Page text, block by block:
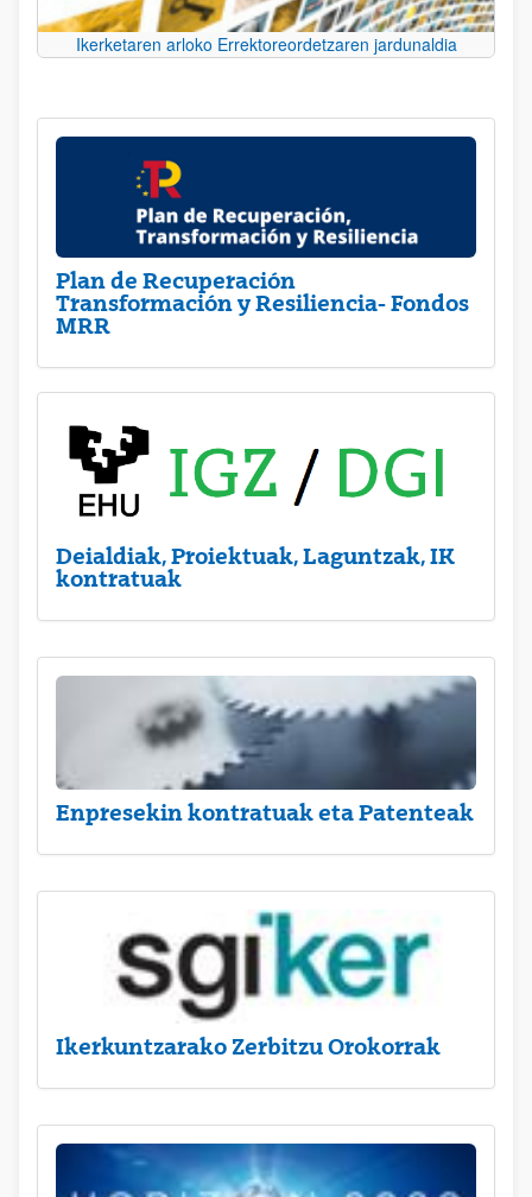
Ikerketaren arloko Errektoreordetzaren jardunaldia
Plan de Recuperación
Transformación y Resiliencia- Fondos
MRR
Deialdiak, Proiektuak, Laguntzak, IK
kontratuak
Enpresekin kontratuak eta Patenteak
Ikerkuntzarako Zerbitzu Orokorrak